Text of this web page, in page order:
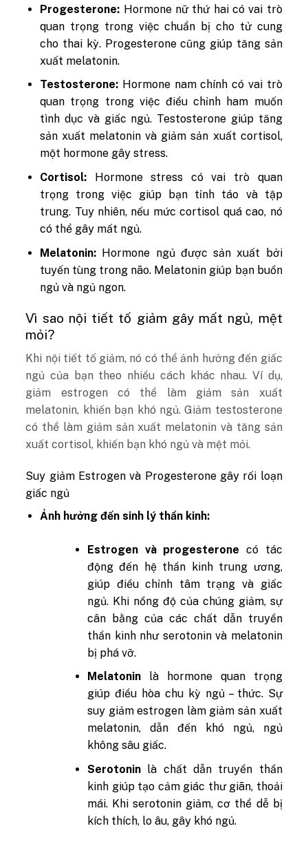
Progesterone: Hormone nữ thứ hai có vai trò
quan trọng trong việc chuẩn bị cho tử cung
cho thai kỳ. Progesterone cũng giúp tăng sản
xuất melatonin.
Testosterone: Hormone nam chính có vai trò
quan trọng trong việc điều chỉnh ham muốn
tình dục và giấc ngủ. Testosterone giúp tăng
sản xuất melatonin và giảm sản xuất cortisol,
một hormone gây stress.
Cortisol: Hormone stress có vai trò quan
trọng trong việc giúp bạn tỉnh táo và tập
trung. Tuy nhiên, nếu mức cortisol quá cao, nó
có thể gây mất ngủ.
Melatonin: Hormone ngủ được sản xuất bởi
tuyến tùng trong não. Melatonin giúp bạn buồn
ngủ và ngủ ngon.
Vì sao nội tiết tố giảm gây mất ngủ, mệt
mỏi?
Khi nội tiết tố giảm, nó có thể ảnh hưởng đến giấc
ngủ của bạn theo nhiều cách khác nhau. Ví dụ,
giảm estrogen có thể làm giảm sản xuất
melatonin, khiến bạn khó ngủ. Giảm testosterone
có thể làm giảm sản xuất melatonin và tăng sản
xuất cortisol, khiến bạn khó ngủ và mệt mỏi.
Suy giảm Estrogen và Progesterone gây rối loạn
giấc ngủ
Ảnh hưởng đến sinh lý thần kinh:
Estrogen và progesterone có tác
động đến hệ thần kinh trung ương,
giúp điều chỉnh tâm trạng và giấc
ngủ. Khi nồng độ của chúng giảm, sự
cân bằng của các chất dẫn truyền
thần kinh như serotonin và melatonin
bị phá vỡ.
Melatonin là hormone quan trọng
giúp điều hòa chu kỳ ngủ – thức. Sự
suy giảm estrogen làm giảm sản xuất
melatonin, dẫn đến khó ngủ, ngủ
không sâu giấc.
Serotonin là chất dẫn truyền thần
kinh giúp tạo cảm giác thư giãn, thoải
mái. Khi serotonin giảm, cơ thể dễ bị
kích thích, lo âu, gây khó ngủ.